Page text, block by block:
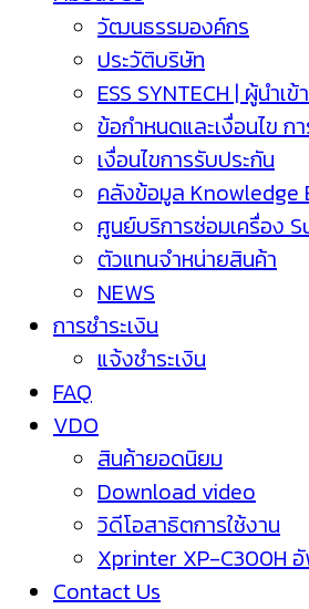
วัฒนธรรมองค์กร
ประวัติบริษัท
ESS SYNTECH | ผู้นำเ
ข้อกำหนดและเงื่อนไข
เงื่อนไขการรับประกัน
คลังข้อมูล Knowledge
ศูนย์บริการซ่อมเครื่อง
ตัวแทนจำหน่ายสินค้า
NEWS
การชำระเงิน
แจ้งชำระเงิน
FAQ
VDO
สินค้ายอดนิยม
Download video
วิดีโอสาธิตการใช้งาน
Xprinter XP-C300H
Contact Us